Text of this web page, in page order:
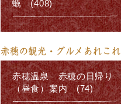
蠣 (408)
赤穂の観光・グルメあれこれ
赤穂温泉 赤穂の日帰り
（昼食）案内 (74)